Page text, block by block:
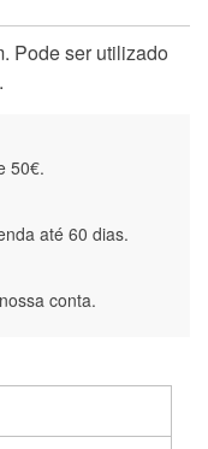
Pode ser utilizado
50€.
até 60 dias.
conta.
recomendo
encomenda